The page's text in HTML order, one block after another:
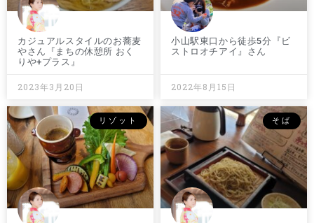
カジュアルスタイルのお蕎麦
やさん『まちの休憩所 おく
りや+プラス』
2023年3月20日
小山駅東口から徒歩5分『ビ
ストロオチアイ』さん
2022年8月15日
リゾット そば